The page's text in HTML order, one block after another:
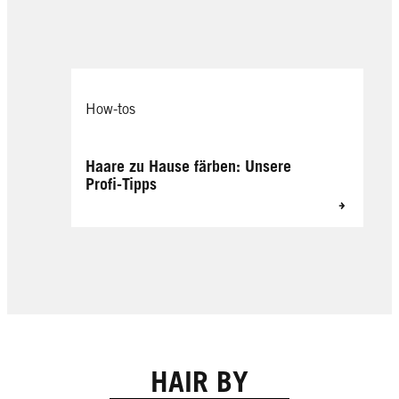
How-tos
Haare zu Hause färben: Unsere
Profi-Tipps
HAIR BY